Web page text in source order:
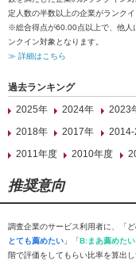
定人数の半数以上の企業がランクイ
※総合得点が60.00点以上で、他人
ンクイン対象となります。
≫ 詳細はこちら
過去ランキング
2025年
2024年 2023
2018年
2017年
2011年度
2010年度
推奨意向
調査企業のサービス利用者に、「
とても薦めたい 」「B:まあ薦めたい
階で評価をしてもらい比率を算出し